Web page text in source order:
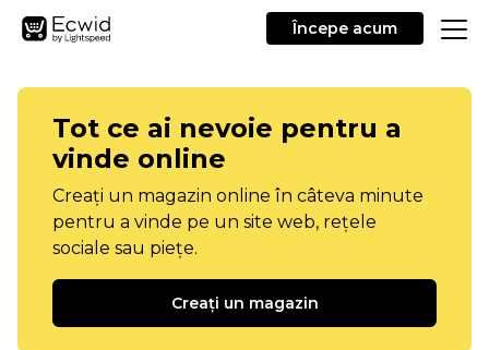
Începe acum
Tot ce ai nevoie pentru a
vinde online
Creați un magazin online în câteva minute
pentru a vinde pe un site web, rețele
sociale sau piețe.
Creați un magazin